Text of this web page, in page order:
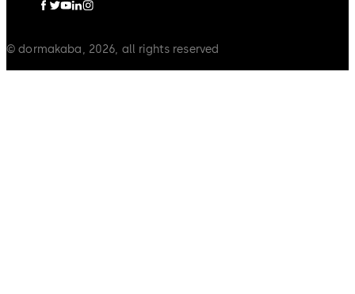
© dormakaba, 2026, all rights reserved